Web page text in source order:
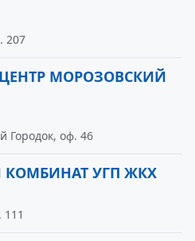
207
МОРОЗОВСКИЙ
Городок, оф. 46
КОМБИНАТ УГП ЖКХ